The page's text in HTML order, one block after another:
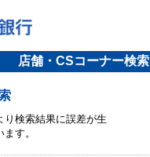
店舗・CSコーナー検索
り検索結果に誤差が生
す。